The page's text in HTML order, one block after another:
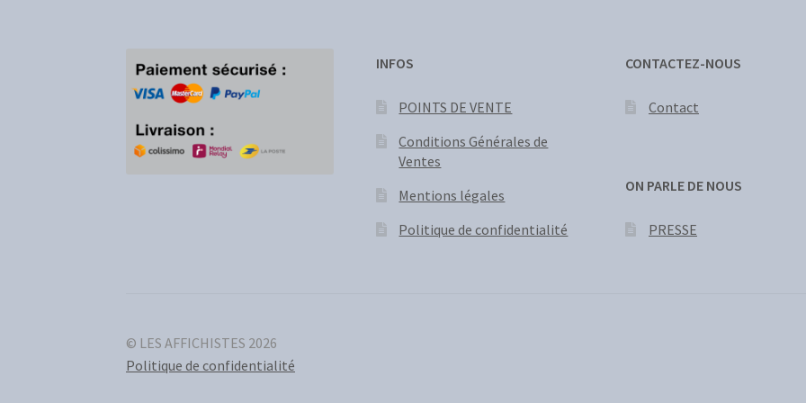
INFOS
POINTS DE VENTE
Conditions Générales de
Ventes
Mentions légales
Politique de confidentialité
CONTACTEZ-NOUS
Contact
ON PARLE DE NOUS
PRESSE
© LES AFFICHISTES 2026
Politique de confidentialité